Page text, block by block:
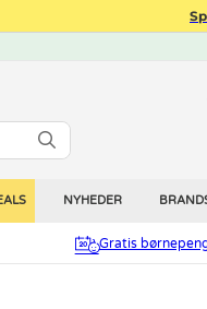
NYHEDER
Gratis